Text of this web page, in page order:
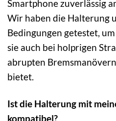
Smartphone zuverlässig
Wir haben die Halterung
Bedingungen getestet,
sie auch bei holprigen
abrupten
bietet.
Ist die Halterung mit
kompatibel?